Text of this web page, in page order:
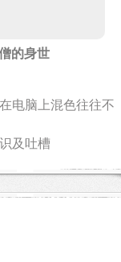
的身世
电脑上混色往往不
及吐槽